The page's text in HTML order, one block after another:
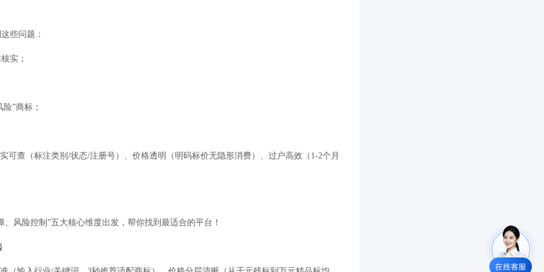
些问题：
实；
”商标；
可查（标注类别/状态/注册号）、价格透明（明码标价无隐形消费）、过户高效（1-2个月
风险控制”五大核心维度出发，帮你找到最适合的平台！